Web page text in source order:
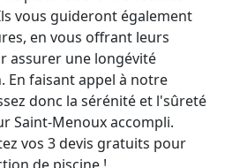
vous guideront également
en vous offrant leurs
assurer une longévité
En faisant appel à notre
donc la sérénité et l'sûreté
Saint-Menoux accompli.
vos 3 devis gratuits pour